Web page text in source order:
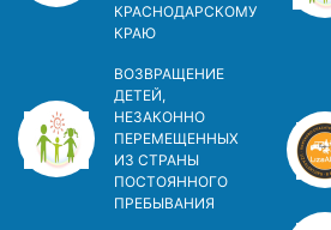
КРАСНОДАРСКОМУ
КРАЮ
ВОЗВРАЩЕНИЕ
ДЕТЕЙ,
НЕЗАКОННО
ПЕРЕМЕЩЕННЫХ
ИЗ СТРАНЫ
ПОСТОЯННОГО
ПРЕБЫВАНИЯ